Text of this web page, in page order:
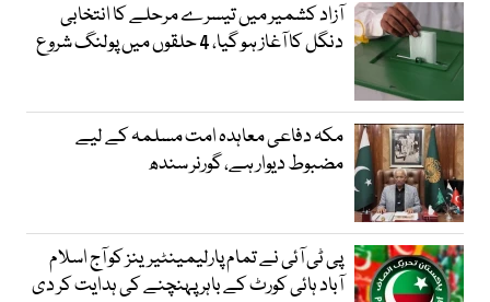
آزاد کشمیر میں تیسرے مرحلے کا انتخابی
دنگل کا آغاز ہو گیا، 4 حلقوں میں پولنگ شروع
مکہ دفاعی معاہدہ امت مسلمہ کے لیے
مضبوط دیوار ہے، گورنر سندھ
پی ٹی آئی نے تمام پارلیمینٹیرینز کو آج اسلام
آباد ہائی کورٹ کے باہر پہنچنے کی ہدایت کر دی